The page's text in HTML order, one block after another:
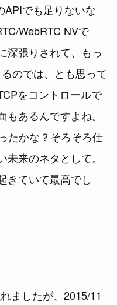
APIでも足りないな
WebRTC NVで
深張りされて、もっ
のでは、とも思って
をコントロールで
あるんですよね。
たかな？そろそろ仕
来のネタとして。
きていて最高でし
ましたが、2015/11